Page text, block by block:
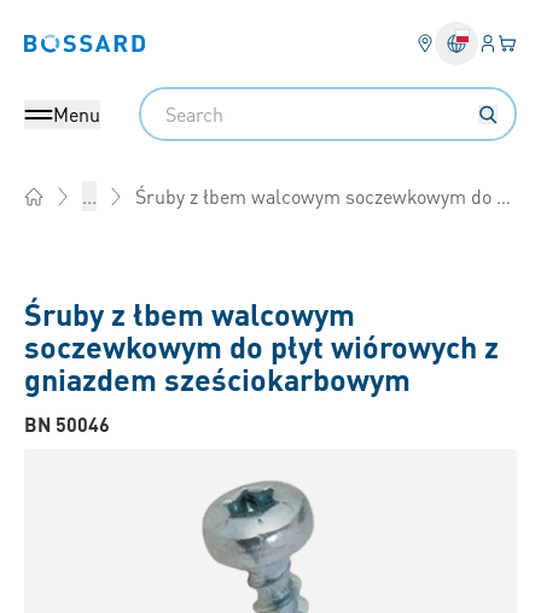
Bossard homepage Login
Menu
Search
... Śruby z łbem walcowym soczewkowym do płyt wiórowych z gniazdem sześciokarbowym
Śruby z łbem walcowym
soczewkowym do płyt wiórowych z
gniazdem sześciokarbowym
BN 50046